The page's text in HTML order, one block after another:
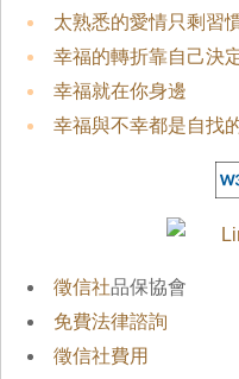
太熟悉的愛情只剩習
幸福的轉折靠自己決
幸福就在你身邊
幸福與不幸都是自找
徵信社品保協會
免費法律諮詢
徵信社費用